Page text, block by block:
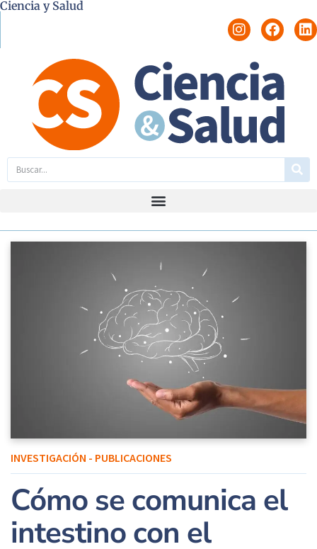
Ciencia y Salud
INVESTIGACIÓN - PUBLICACIONES
Cómo se comunica el
intestino con el